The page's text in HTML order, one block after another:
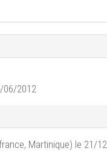
06/2012
Martinique) le 21/